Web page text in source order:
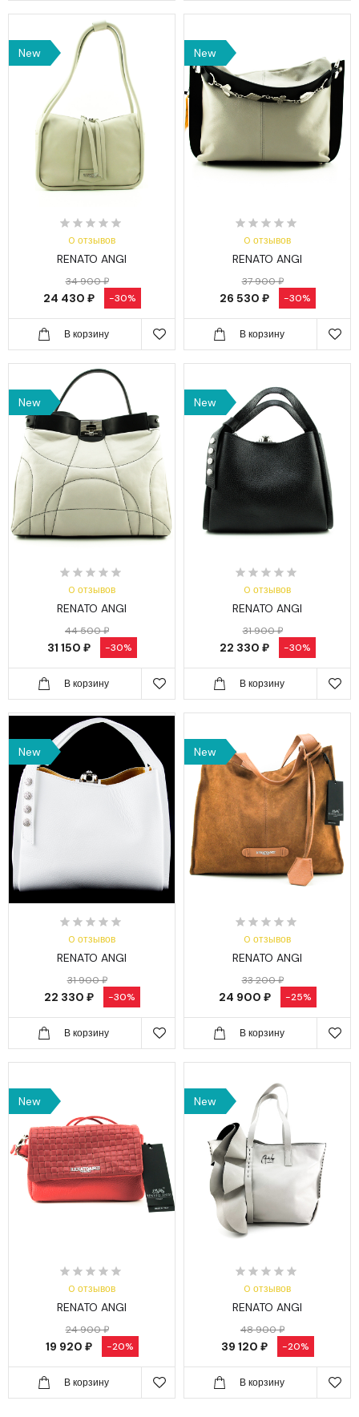
New
0 отзывов
RENATO ANGI
34 900 ₽
24 430 ₽ -30%
В корзину
New
0 отзывов
RENATO ANGI
37 900 ₽
26 530 ₽ -30%
В корзину
New
0 отзывов
RENATO ANGI
44 500 ₽
31 150 ₽ -30%
В корзину
New
0 отзывов
RENATO ANGI
31 900 ₽
22 330 ₽ -30%
В корзину
New
0 отзывов
RENATO ANGI
31 900 ₽
22 330 ₽ -30%
В корзину
New
0 отзывов
RENATO ANGI
33 200 ₽
24 900 ₽ -25%
В корзину
New
0 отзывов
RENATO ANGI
24 900 ₽
19 920 ₽ -20%
В корзину
New
0 отзывов
RENATO ANGI
48 900 ₽
39 120 ₽ -20%
В корзину